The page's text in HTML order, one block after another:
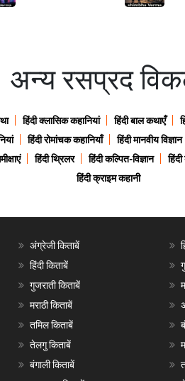
अन्य रसप्रद
हिंदी क्लासिक कहानियां हिंदी बाल कथाएँ
हिंदी रोमांचक कहानियाँ हिंदी मानवीय विज्ञान
हिंदी थ्रिलर हिंदी कल्पित-विज्ञान हिंदी
हिंदी क्राइम कहानी
अंग्रेजी किताबें
हिंदी किताबें
गुजराती किताबें
मराठी किताबें
तमिल किताबें
तेलगु किताबें
बंगाली किताबें